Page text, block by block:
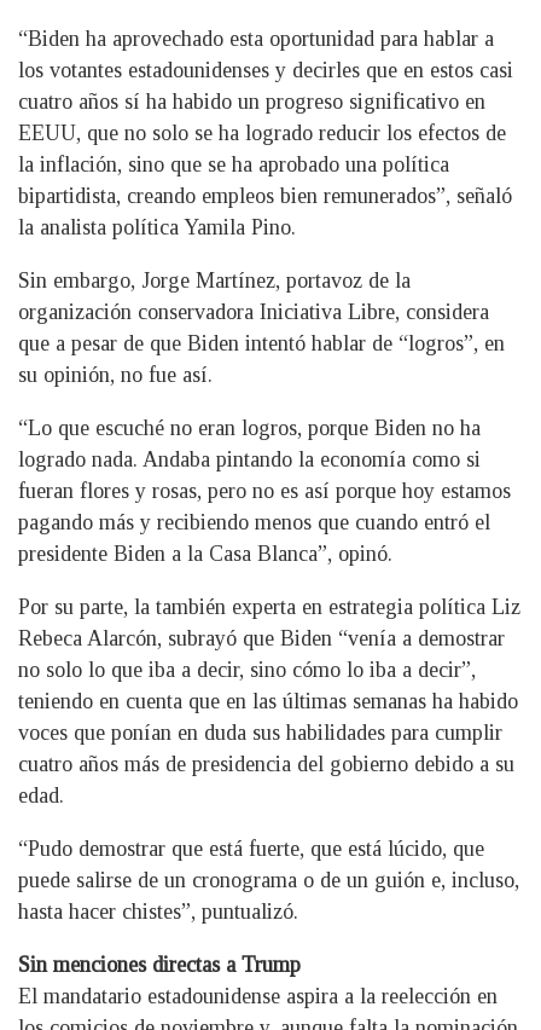
“Biden ha aprovechado esta oportunidad para hablar a
los votantes estadounidenses y decirles que en estos casi
cuatro años sí ha habido un progreso significativo en
EEUU, que no solo se ha logrado reducir los efectos de
la inflación, sino que se ha aprobado una política
bipartidista, creando empleos bien remunerados”, señaló
la analista política Yamila Pino.
Sin embargo, Jorge Martínez, portavoz de la
organización conservadora Iniciativa Libre, considera
que a pesar de que Biden intentó hablar de “logros”, en
su opinión, no fue así.
“Lo que escuché no eran logros, porque Biden no ha
logrado nada. Andaba pintando la economía como si
fueran flores y rosas, pero no es así porque hoy estamos
pagando más y recibiendo menos que cuando entró el
presidente Biden a la Casa Blanca”, opinó.
Por su parte, la también experta en estrategia política Liz
Rebeca Alarcón, subrayó que Biden “venía a demostrar
no solo lo que iba a decir, sino cómo lo iba a decir”,
teniendo en cuenta que en las últimas semanas ha habido
voces que ponían en duda sus habilidades para cumplir
cuatro años más de presidencia del gobierno debido a su
edad.
“Pudo demostrar que está fuerte, que está lúcido, que
puede salirse de un cronograma o de un guión e, incluso,
hasta hacer chistes”, puntualizó.
Sin menciones directas a Trump
El mandatario estadounidense aspira a la reelección en